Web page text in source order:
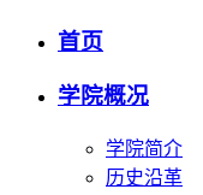
首页
学院概况
学院简介
历史沿革